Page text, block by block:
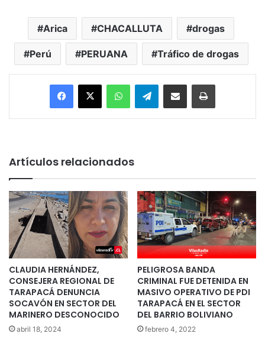
Arica CHACALLUTA drogas
Perú PERUANA Tráfico de drogas
Facebook
X WhatsAppTelegramEnviar vía email Imprimir
Artículos relacionados
CLAUDIA HERNÁNDEZ,
CONSEJERA REGIONAL DE
TARAPACÁ DENUNCIA
SOCAVÓN EN SECTOR DEL
MARINERO DESCONOCIDO
abril 18, 2024
PELIGROSA BANDA
CRIMINAL FUE DETENIDA EN
MASIVO OPERATIVO DE PDI
TARAPACÁ EN EL SECTOR
DEL BARRIO BOLIVIANO
febrero 4, 2022